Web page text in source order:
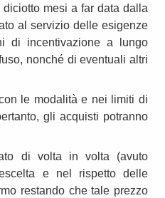
mesi a far data dalla
al servizio delle esigenze
di incentivazione a lungo
nonché di eventuali altri
le modalità e nei limiti di
gli acquisti potranno
di volta in volta (avuto
e nel rispetto delle
restando che tale prezzo